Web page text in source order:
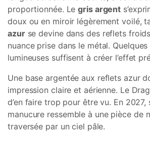
proportionnée. Legris argent
doux ou en miroir légèrement voilé,
azurse devine dans des reflets
nuance prise dans le métal.
lumineuses suffisent à créer l’effet
Une base argentée aux reflets azur
impression claire et aérienne. Le
d’en faire trop pour être vu. En 2027,
manucure ressemble à une pièce de
traversée par un ciel pâle.